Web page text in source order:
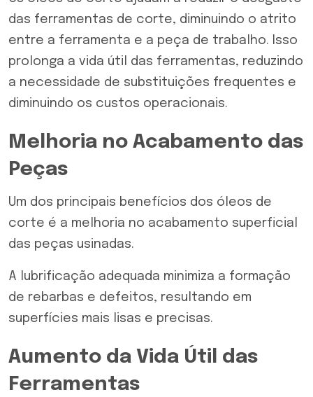
das ferramentas de corte, diminuindo o atrito
entre a ferramenta e a peça de trabalho. Isso
prolonga a vida útil das ferramentas, reduzindo
a necessidade de substituições frequentes e
diminuindo os custos operacionais.
Melhoria no Acabamento das
Peças
Um dos principais benefícios dos óleos de
corte é a melhoria no acabamento superficial
das peças usinadas.
A lubrificação adequada minimiza a formação
de rebarbas e defeitos, resultando em
superfícies mais lisas e precisas.
Aumento da Vida Útil das
Ferramentas